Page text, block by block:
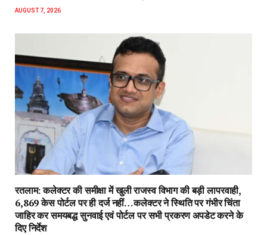
AUGUST 7, 2026
रतलाम: कलेक्टर की समीक्षा में खुली राजस्व विभाग की बड़ी लापरवाही,
6,869 केस पोर्टल पर ही दर्ज नहीं…कलेक्टर ने स्थिति पर गंभीर चिंता
जाहिर कर समयबद्ध सुनवाई एवं पोर्टल पर सभी प्रकरण अपडेट करने के
दिए निर्देश